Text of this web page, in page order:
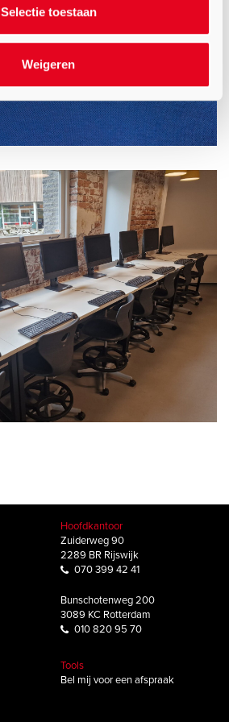
Selectie toestaan
Weigeren
Hoofdkantoor
Zuiderweg 90
2289 BR Rijswijk
070 399 42 41
Bunschotenweg 200
3089 KC Rotterdam
010 820 95 70
Tools
Bel mij voor een afspraak